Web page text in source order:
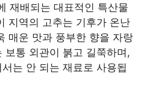
재배되는 대표적인 특산물
지역의 고추는 기후가 온난
매운 맛과 풍부한 향을 자랑
보통 외관이 붉고 길쭉하며,
는 안 되는 재료로 사용됩